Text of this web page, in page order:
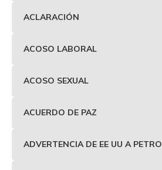
ACLARACIÓN
ACOSO LABORAL
ACOSO SEXUAL
ACUERDO DE PAZ
ADVERTENCIA DE EE UU A PETRO